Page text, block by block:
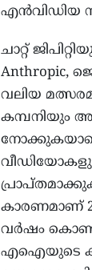
എൻവിഡിയ
ചാറ്റ്
Anthropic,
വലിയ
കമ്പനിയും
കാരണമാണ്
വർഷം കൊണ്ട്
എഐയുടെ